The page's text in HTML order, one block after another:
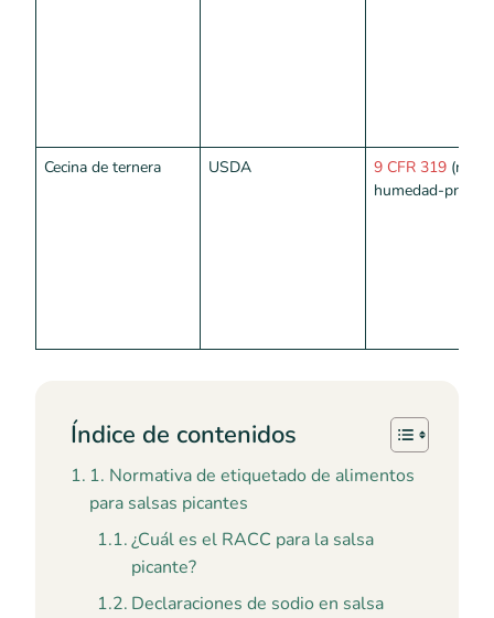
Cecina de ternera USDA 9 CFR 319
humedad-
Índice de contenidos
1. Normativa de etiquetado de alimentos
para salsas picantes
¿Cuál es el RACC para la salsa
picante?
Declaraciones de sodio en salsa